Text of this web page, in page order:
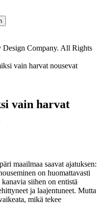
Company. All Rights
vain harvat nousevat
vain harvat
maailmaa saavat ajatuksen:
on huomattavasti
siihen on entistä
ja laajentuneet. Mutta
mikä tekee